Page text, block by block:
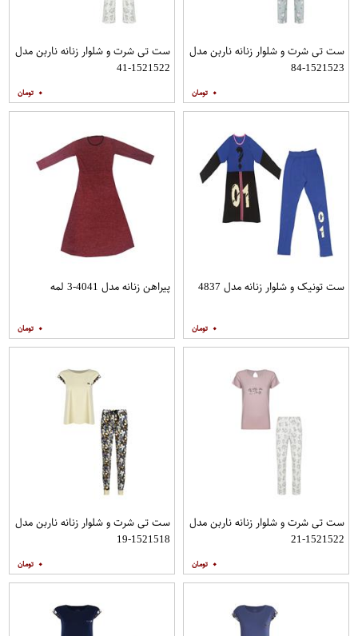
ست تی شرت و شلوار زنانه ناربن مدل
1521523-84
۰
ست تی شرت و شلوار زنانه ناربن مدل
1521522-41
۰
ست تونیک و شلوار زنانه مدل 4837
۰
پیراهن زنانه مدل 4041-3 لمه
۰
ست تی شرت و شلوار زنانه ناربن مدل
1521522-21
۰
ست تی شرت و شلوار زنانه ناربن مدل
1521518-19
۰